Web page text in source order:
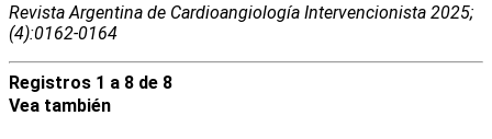
Revista Argentina de Cardioangiologí­a Intervencionista 2025;
(4):0162-0164
Registros 1 a 8 de 8
Vea también